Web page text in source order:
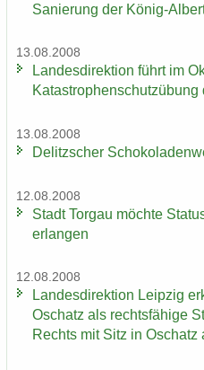
Sa­nie­rung der König-​
13.08.2008
Lan­des­di­rek­ti­on führt im
Katastrophenschutzübung
13.08.2008
De­litz­scher
12.08.2008
Stadt Tor­gau möch­te
er­lan­gen
12.08.2008
Lan­des­di­rek­ti­on Leip­zig
Oschatz als rechts­fä­hi­ge
Rechts mit Sitz in Oschatz